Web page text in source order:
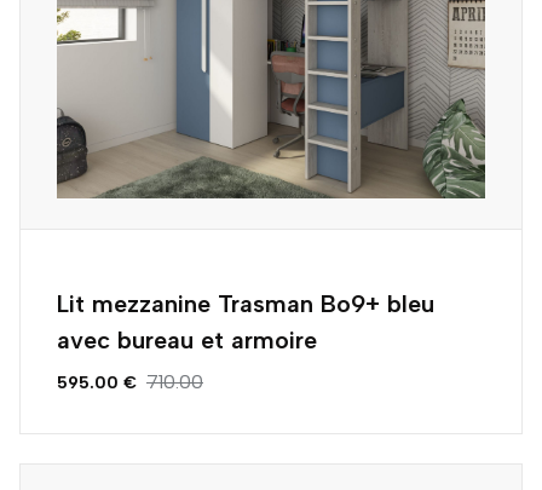
Lit mezzanine Trasman Bo9+ bleu
avec bureau et armoire
595.00 € 710.00